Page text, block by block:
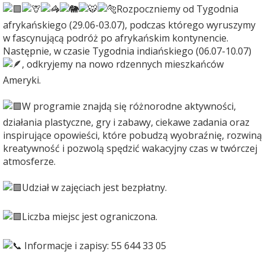
Rozpoczniemy od Tygodnia
afrykańskiego (29.06-03.07), podczas którego wyruszymy
w fascynującą podróż po afrykańskim kontynencie.
Następnie, w czasie Tygodnia indiańskiego (06.07-10.07)
, odkryjemy na nowo rdzennych mieszkańców
Ameryki.
W programie znajdą się różnorodne aktywności,
działania plastyczne, gry i zabawy, ciekawe zadania oraz
inspirujące opowieści, które pobudzą wyobraźnię, rozwiną
kreatywność i pozwolą spędzić wakacyjny czas w twórczej
atmosferze.
Udział w zajęciach jest bezpłatny.
Liczba miejsc jest ograniczona.
Informacje i zapisy: 55 644 33 05